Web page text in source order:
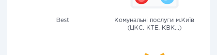
Best
Комунальні послуги м.Київ
(ЦКС, КТЕ, КВК...)